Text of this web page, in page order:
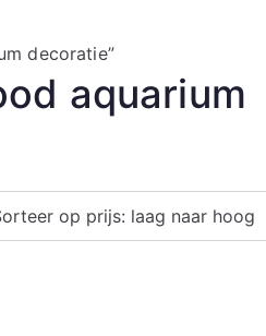
decoratie”
aquarium